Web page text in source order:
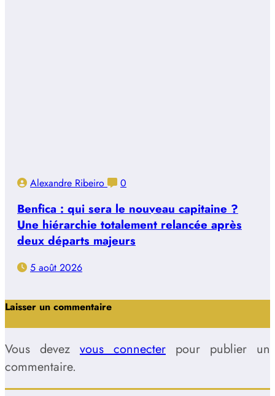
Alexandre Ribeiro 0
Benfica : qui sera le nouveau capitaine ?
Une hiérarchie totalement relancée après
deux départs majeurs
5 août 2026
Laisser un commentaire
Vous devez vous connecter pour publier un
commentaire.